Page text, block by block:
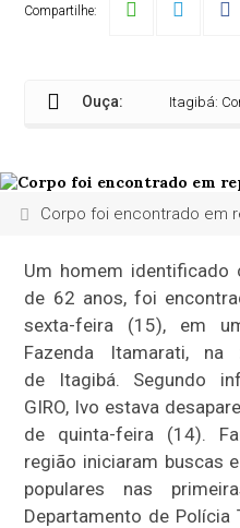
Compartilhe:
Ouça: Itagibá:
Corpo foi encontrado em
Um homem identificado
de 62 anos, foi
sexta-feira (15), em
Fazenda Itamarati,
de
Itagibá. Segundo
GIRO, Ivo estava
de quinta-feira (14).
região iniciaram buscas
populares nas
Departamento de Polícia